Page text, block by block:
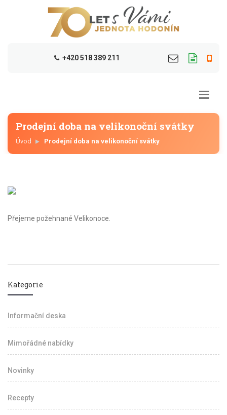
+420 518 389 211
Prodejní doba na velikonoční svátky
Úvod Prodejní doba na velikonoční svátky
Přejeme požehnané Velikonoce.
Kategorie
Informační deska
Mimořádné nabídky
Novinky
Recepty